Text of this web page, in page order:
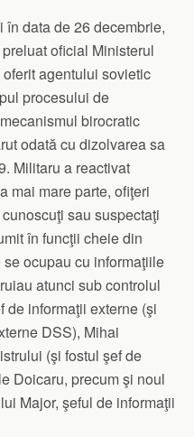
în data de 26 decembrie,
oficial Ministerul
agentului sovietic
procesului de
birocratic
odată cu dizolvarea sa
Militaru a reactivat
mai mare parte, ofiţeri
sau suspectaţi
în funcţii cheie din
ocupau cu informaţiile
atunci sub controlul
de informaţii externe (şi
DSS), Mihai
(şi fostul şef de
Doicaru, precum şi noul
Major, şeful de informaţii